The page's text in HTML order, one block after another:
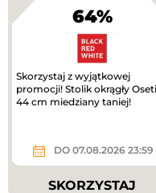
64%
Skorzystaj z wyjątkowej
promocji! Stolik okrągły Oseti
44 cm miedziany taniej!
DO 07.08.2026 23:59
SKORZYSTAJ